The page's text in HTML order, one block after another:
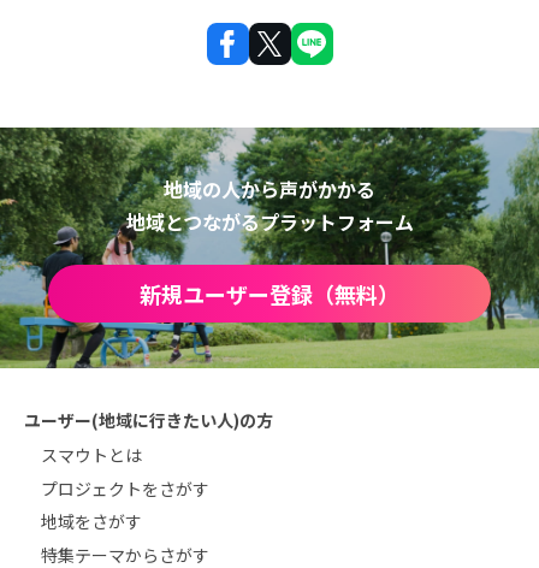
地域の人から声がかかる
地域とつながるプラットフォーム
新規ユーザー登録（無料）
ユーザー(地域に行きたい人)の方
スマウトとは
プロジェクトをさがす
地域をさがす
特集テーマからさがす